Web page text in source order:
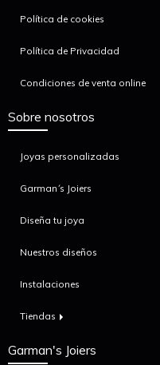
Política de cookies
Política de Privacidad
Condiciones de venta online
Sobre nosotros
Joyas personalizadas
Garman´s Joiers
Diseña tu joya
Nuestros diseños
Instalaciones
Tiendas
Garman's Joiers